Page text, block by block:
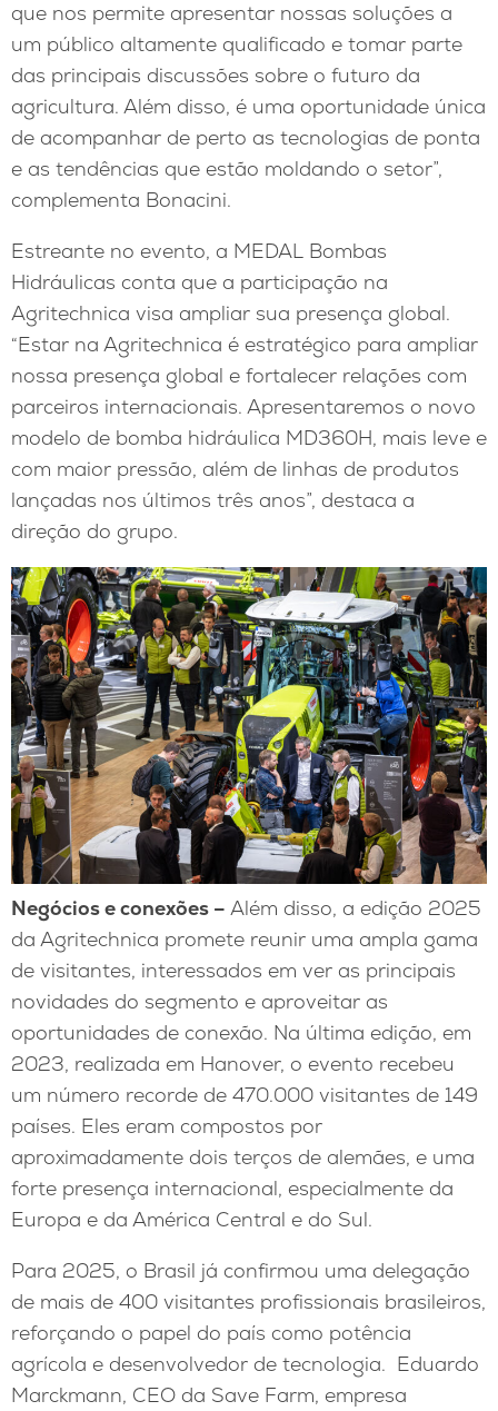
que nos permite apresentar nossas soluções a
um público altamente qualificado e tomar parte
das principais discussões sobre o futuro da
agricultura. Além disso, é uma oportunidade única
de acompanhar de perto as tecnologias de ponta
e as tendências que estão moldando o setor”,
complementa Bonacini.
Estreante no evento, a MEDAL Bombas
Hidráulicas conta que a participação na
Agritechnica visa ampliar sua presença global.
“Estar na Agritechnica é estratégico para ampliar
nossa presença global e fortalecer relações com
parceiros internacionais. Apresentaremos o novo
modelo de bomba hidráulica MD360H, mais leve e
com maior pressão, além de linhas de produtos
lançadas nos últimos três anos”, destaca a
direção do grupo.
Negócios e conexões – Além disso, a edição 2025
da Agritechnica promete reunir uma ampla gama
de visitantes, interessados em ver as principais
novidades do segmento e aproveitar as
oportunidades de conexão. Na última edição, em
2023, realizada em Hanover, o evento recebeu
um número recorde de 470.000 visitantes de 149
países. Eles eram compostos por
aproximadamente dois terços de alemães, e uma
forte presença internacional, especialmente da
Europa e da América Central e do Sul.
Para 2025, o Brasil já confirmou uma delegação
de mais de 400 visitantes profissionais brasileiros,
reforçando o papel do país como potência
agrícola e desenvolvedor de tecnologia. Eduardo
Marckmann, CEO da Save Farm, empresa